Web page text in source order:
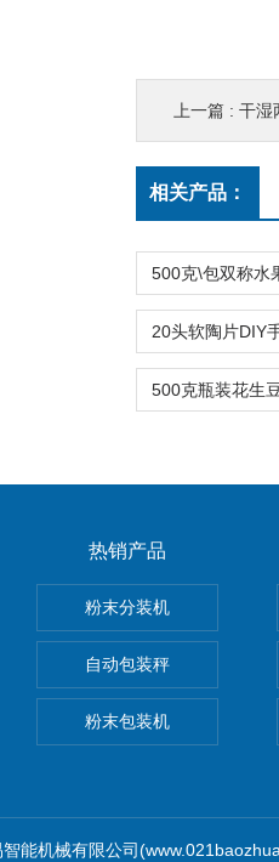
上一篇 : 干湿
相关产品：
热销产品
粉末分装机
自动包装秤
粉末包装机
能机械有限公司